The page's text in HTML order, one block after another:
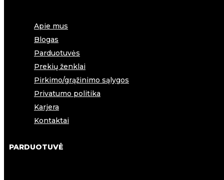
Apie mus
Blogas
Parduotuvės
Prekių ženklai
Pirkimo/grąžinimo sąlygos
Privatumo politika
Karjera
Kontaktai
PARDUOTUVĖ